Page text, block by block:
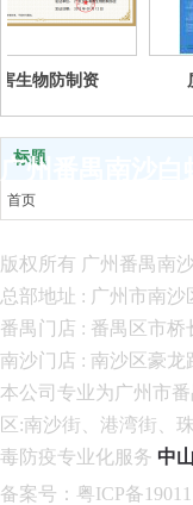
制资
质量
标题
首页
服务项目
案例中心
联系我们
广州番禺南沙
版权所有 广州番禺
总部地址 : 广州市南沙
番禺门店 : 番禺区市桥
南沙门店 : 南沙区豪龙
本公司专业为广州市
区:南沙街、港湾街、
毒防疫专业化服务 中
备案号 ： 粤ICP备